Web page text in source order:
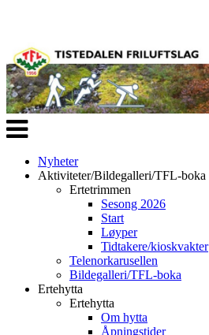
Veksle
navigasjon
Nyheter
Aktiviteter/Bildegalleri/TFL-boka
Ertetrimmen
Sesong 2026
Start
Løyper
Tidtakere/kioskvakter
Telenorkarusellen
Bildegalleri/TFL-boka
Ertehytta
Ertehytta
Om hytta
Åpningstider